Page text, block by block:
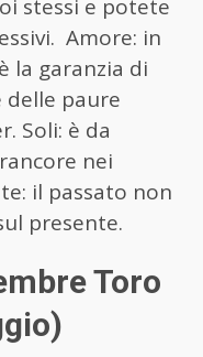
stessi e potete
Amore: in
la garanzia di
paure
Soli: è da
nei
il passato non
presente.
Toro